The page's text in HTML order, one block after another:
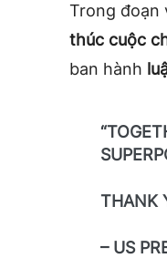
Trong đoạn
thúc cuộc
ban hành
THANK
– US